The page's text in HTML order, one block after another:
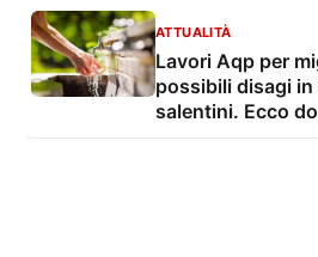
ATTUALITÀ
Lavori Aqp per
possibili disagi
salentini. Ecco